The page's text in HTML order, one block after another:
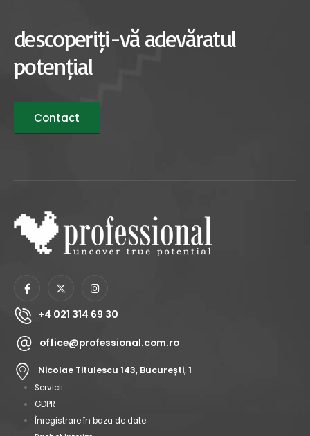
descoperiți-vă adevăratul
potențial
Contact
+4 021 314 69 30
office@professional.com.ro
Nicolae Titulescu 143, București, 1
Servicii
GDPR
Înregistrare în baza de date